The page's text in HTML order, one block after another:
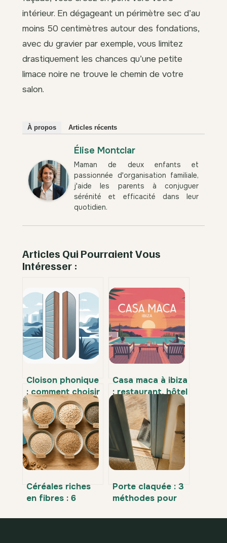
intérieur. En dégageant un périmètre sec d’au
moins 50 centimètres autour des fondations,
avec du gravier par exemple, vous limitez
drastiquement les chances qu’une petite
limace noire ne trouve le chemin de votre
salon.
À propos Articles récents
Élise Montclar
Maman de deux enfants et
passionnée d'organisation familiale,
j'aide les parents à conjuguer
sérénité et efficacité dans leur
quotidien.
Articles Qui Pourraient Vous
Intéresser :
Cloison phonique
: comment choisir
et installer une
isolation vraiment
efficace
Casa maca à ibiza
: restaurant, hôtel
et expériences à
ne pas manquer
Céréales riches
en fibres : 6
choisir votre allié
Porte claquée : 3
méthodes pour
éviter les